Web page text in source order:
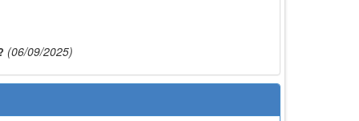
(06/09/2025)